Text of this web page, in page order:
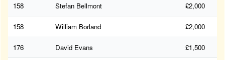
158 Stefan Bellmont £2,000
158 William Borland £2,000
176 David Evans £1,500